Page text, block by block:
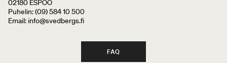
02180 ESPOO
Puhelin: (09) 584 10 500
Email: info@svedbergs.fi
FAQ